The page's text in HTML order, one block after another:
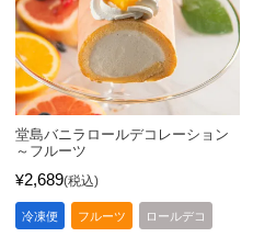
堂島バニラロールデコレーション
～フルーツ
¥2,689 税込
冷凍便 フルーツ ロールデコ